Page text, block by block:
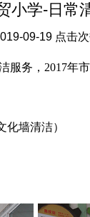
小学-日常
09-19 点击
服务，2017年
墙清洁）